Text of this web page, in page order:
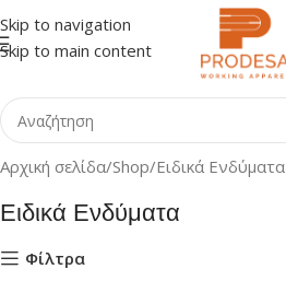
Skip to navigation
Skip to main content
Αρχική σελίδα Shop Ειδικά Ενδύματα
Ειδικά Ενδύματα
Φίλτρα